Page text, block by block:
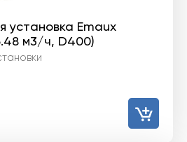
установка Emaux
м3/ч, D400)